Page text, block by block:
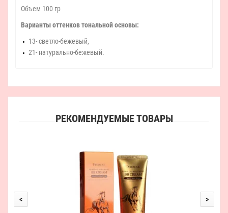
Объем 100 гр
Варианты оттенков тональной основы:
13- светло-бежевый,
21- натурально-бежевый.
РЕКОМЕНДУЕМЫЕ ТОВАРЫ
< >